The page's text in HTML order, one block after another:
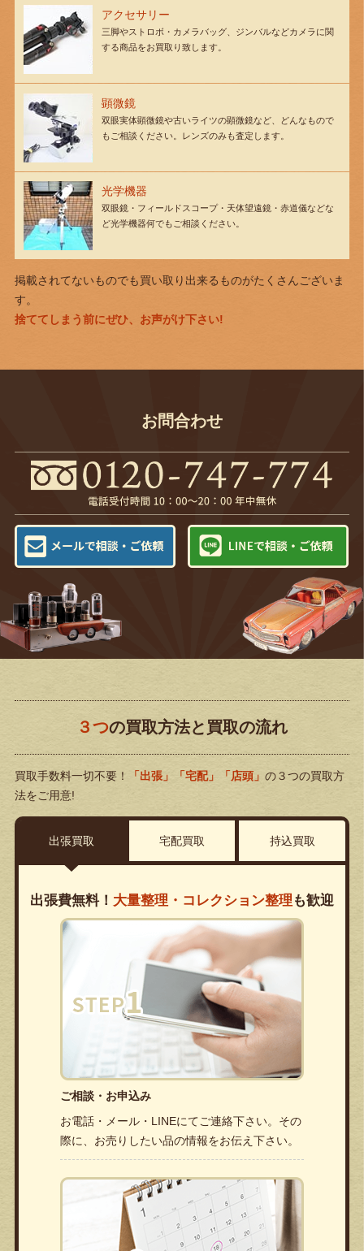
アクセサリー
三脚やストロボ・カメラバッグ、ジンバルなどカメラに関
する商品をお買取り致します。
顕微鏡
双眼実体顕微鏡や古いライツの顕微鏡など、どんなもので
もご相談ください。レンズのみも査定します。
光学機器
双眼鏡・フィールドスコープ・天体望遠鏡・赤道儀などな
ど光学機器何でもご相談ください。
掲載されてないものでも買い取り出来るものがたくさんございま
す。
捨ててしまう前にぜひ、お声がけ下さい!
お問合わせ
３つの買取方法と買取の流れ
買取手数料一切不要！ 「出張」「宅配」「店頭」 の３つの買取方
法をご用意!
出張買取 宅配買取 持込買取
出張費無料！ 大量整理・コレクション整理 も歓迎
ご相談・お申込み
お電話・メール・LINEにてご連絡下さい。その
際に、お売りしたい品の情報をお伝え下さい。